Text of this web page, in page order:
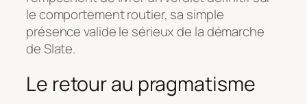
le comportement routier, sa simple
présence valide le sérieux de la démarche
de Slate.
Le retour au pragmatisme